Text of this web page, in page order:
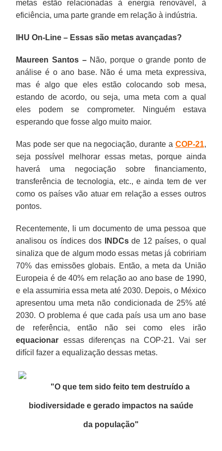
metas estão relacionadas à energia renovável, à
eficiência, uma parte grande em relação à indústria.
IHU On-Line – Essas são metas avançadas?
Maureen Santos –Não, porque o grande ponto de
análise é o ano base. Não é uma meta expressiva,
mas é algo que eles estão colocando sob mesa,
estando de acordo, ou seja, uma meta com a qual
eles podem se comprometer. Ninguém estava
esperando que fosse algo muito maior.
Mas pode ser que na negociação, durante a COP-21,
seja possível melhorar essas metas, porque ainda
haverá uma negociação sobre financiamento,
transferência de tecnologia, etc., e ainda tem de ver
como os países vão atuar em relação a esses outros
pontos.
Recentemente, li um documento de uma pessoa que
analisou os índices dosINDCsde 12 países, o qual
sinaliza que de algum modo essas metas já cobririam
70% das emissões globais. Então, a meta da União
Europeia é de 40% em relação ao ano base de 1990,
e ela assumiria essa meta até 2030. Depois, o México
apresentou uma meta não condicionada de 25% até
2030. O problema é que cada país usa um ano base
de referência, então não sei como eles irão
equacionar essas diferenças na COP-21. Vai ser
difícil fazer a equalização dessas metas.
"O que tem sido feito tem destruído a
biodiversidade e gerado impactos na saúde
da população"